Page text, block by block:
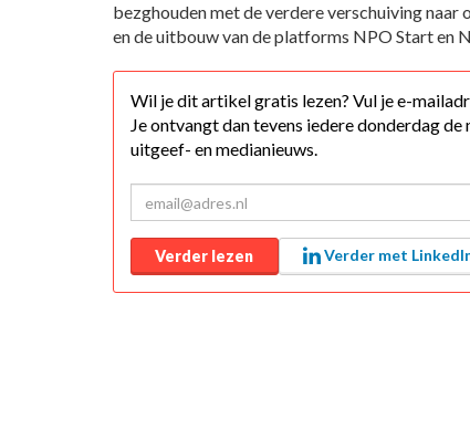
bezghouden met de verdere verschuiving naar
en de uitbouw van de platforms NPO Start en
Wil je dit artikel gratis lezen? Vul je e-
Je ontvangt dan tevens iedere donderdag
uitgeef- en medianieuws.
Verder lezen Verder met